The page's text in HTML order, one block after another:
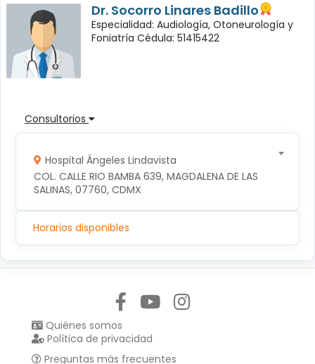
Dr. Socorro Linares Badillo
Especialidad: Audiología, Otoneurología y
Foniatría Cédula: 51415422
Consultorios
Hospital Ángeles Lindavista
COL. CALLE RIO BAMBA 639, MAGDALENA DE LAS
SALINAS, 07760, CDMX
Horarios disponibles
Quiénes somos
Política de privacidad
Preguntas más frecuentes